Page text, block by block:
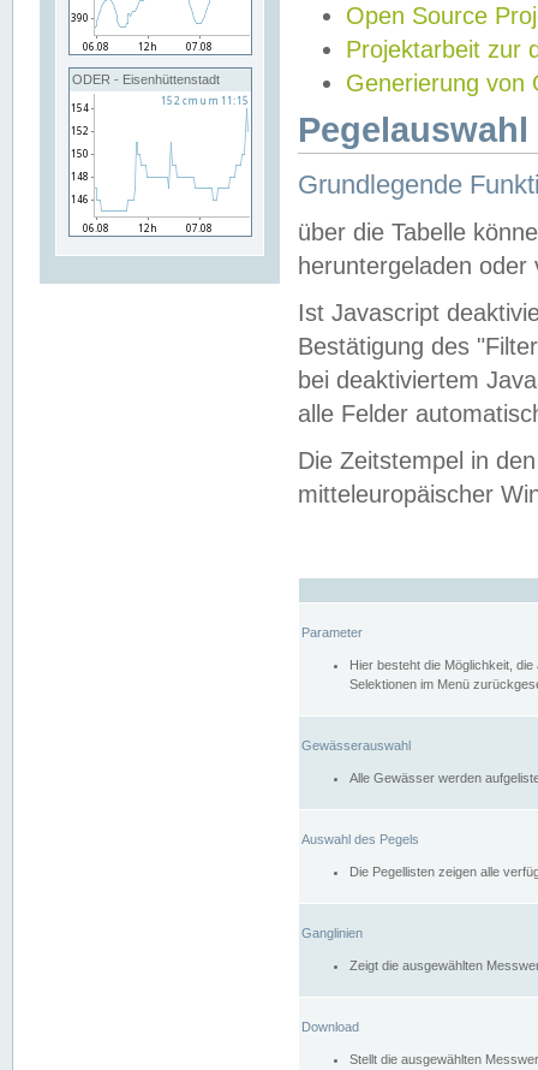
ODER - Eisenhüttenstadt
Open Source
Projektarbeit zur
Generierung von
Grundlegende
über die Tabelle
heruntergeladen oder
Ist Javascript
Bestätigung des
bei deaktiviertem
alle Felder
Die Zeitstempel in
mitteleuropäischer
Parameter
Hier besteht die Möglichkeit,
Selektionen im Menü
Gewässerauswahl
Alle Gewässer werden
Auswahl des Pegels
Die Pegellisten zeigen alle
Ganglinien
Zeigt die ausgewählten
Download
Stellt die ausgewählten